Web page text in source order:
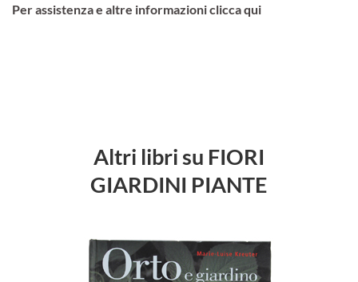
Per assistenza e altre informazioni clicca qui
Altri libri su FIORI
GIARDINI PIANTE